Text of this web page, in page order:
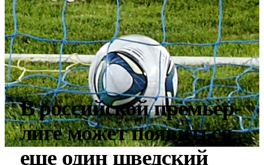
В российской премьер-
лиге может появиться
еще один шведский